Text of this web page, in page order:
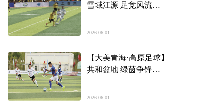
雪域江源 足竞风流
主场见闻
2026-06-01
【大美青海·高原足球】
共和盆地 绿茵争锋
主场见闻
2026-06-01